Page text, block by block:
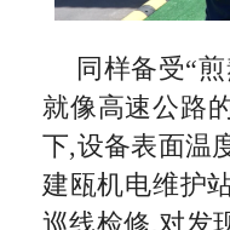
同样备受“
就像高速公路
下,设备表面温
建瓯机电维护